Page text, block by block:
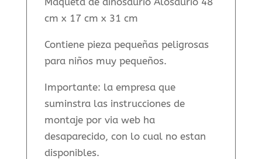
cm x 17 cm x 31 cm
Contiene pieza pequeñas peligrosas
para niños muy pequeños.
Importante: la empresa que
suminstra las instrucciones de
montaje por via web ha
desaparecido, con lo cual no estan
disponibles.